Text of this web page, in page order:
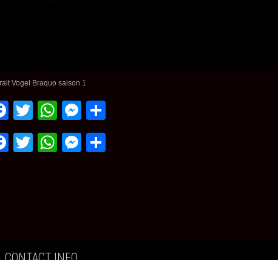
Vogel Braquo saison 1
Facebook
TwitterWhatsApp
Messenger
Facebook
TwitterWhatsApp
Messenger